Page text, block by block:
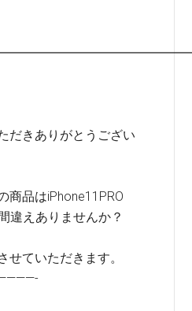
だきありがとうござい
商品はiPhone11PRO
違えありませんか？
せていただきます。